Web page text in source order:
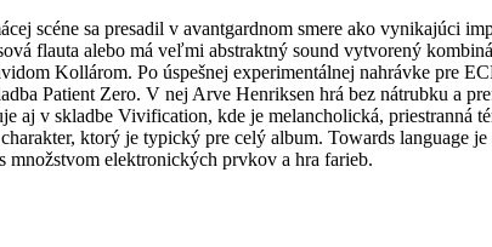
scéne sa presadil v avantgardnom smere ako vynikajúci
flauta alebo má veľmi abstraktný sound vytvorený
Kollárom. Po úspešnej experimentálnej nahrávke pre
Patient Zero. V nej Arve Henriksen hrá bez nátrubku a
v skladbe Vivification, kde je melancholická, priestranná
ktorý je typický pre celý album. Towards language
elektronických prvkov a hra farieb.